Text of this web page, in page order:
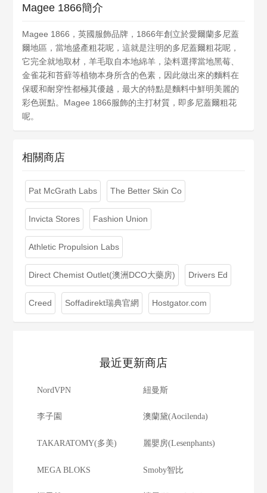
Magee 1866簡介
Magee 1866，英國服飾品牌，1866年創立於愛爾蘭多尼蓋
爾地區，當地盛產粗花呢，這就是注明的多尼蓋爾粗花呢，
它完全就地取材，羊毛取自本地綿羊，染料選擇當地黑莓、
金雀花和苔蘚等植物本身所含的色素，因此做出來的麵料在
保暖和耐穿性都極其優越，最大的特點是麵料中鮮明美麗的
彩色斑點。Magee 1866服飾的主打材質，即多尼蓋爾粗花
呢。
相關商店
Pat McGrath Labs The Better Skin Co
Invicta Stores Fashion Union
Athletic Propulsion Labs
Direct Chemist Outlet(澳洲DCO大藥房) Drivers Ed
Creed Soffadirekt瑞典官網 Hostgator.com
最近更新商店
NordVPN 紐曼斯
李子園 澳蘭黛(Aocilenda)
TAKARATOMY(多美) 麗嬰房(Lesenphants)
MEGA BLOKS Smoby智比